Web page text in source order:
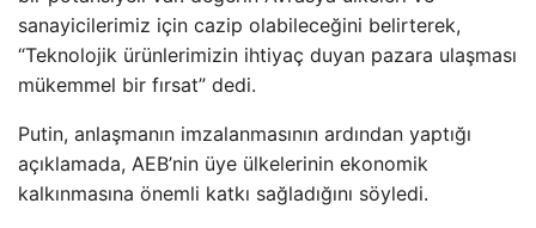
sanayicilerimiz için cazip olabileceğini belirterek,
“Teknolojik ürünlerimizin ihtiyaç duyan pazara ulaşması
mükemmel bir fırsat” dedi.
Putin, anlaşmanın imzalanmasının ardından yaptığı
açıklamada, AEB’nin üye ülkelerinin ekonomik
kalkınmasına önemli katkı sağladığını söyledi.